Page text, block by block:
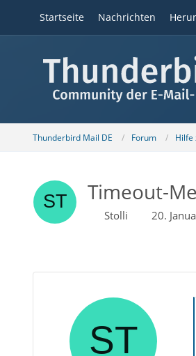
Startseite Nachrichten
Thunderbird Mail DE Forum Hilfe
Timeout-
Stolli 20.